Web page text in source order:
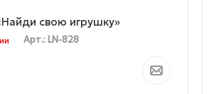
свою игрушку»
Арт.: LN-828